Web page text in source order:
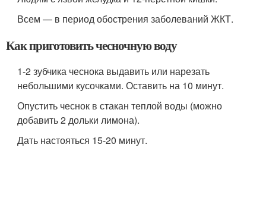
Всем — в период обострения заболеваний ЖКТ.
Как приготовить чесночную воду
1-2 зубчика чеснока выдавить или нарезать
небольшими кусочками. Оставить на 10 минут.
Опустить чеснок в стакан теплой воды (можно
добавить 2 дольки лимона).
Дать настояться 15-20 минут.